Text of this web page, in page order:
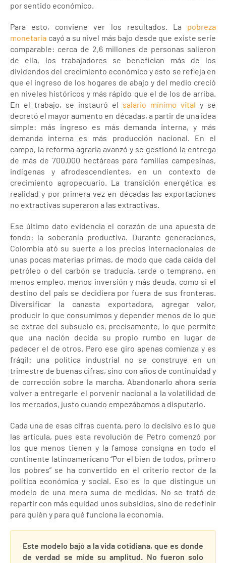
por sentido económico.
Para esto, conviene ver los resultados. La pobreza
monetaria cayó a su nivel más bajo desde que existe serie
comparable: cerca de 2,6 millones de personas salieron
de ella, los trabajadores se benefician más de los
dividendos del crecimiento económico y esto se refleja en
que el ingreso de los hogares de abajo y del medio creció
en niveles históricos y más rápido que el de los de arriba.
En el trabajo, se instauró el salario mínimo vital y se
decretó el mayor aumento en décadas, a partir de una idea
simple: más ingreso es más demanda interna, y más
demanda interna es más producción nacional. En el
campo, la reforma agraria avanzó y se gestionó la entrega
de más de 700.000 hectáreas para familias campesinas,
indígenas y afrodescendientes, en un contexto de
crecimiento agropecuario. La transición energética es
realidad y por primera vez en décadas las exportaciones
no extractivas superaron a las extractivas.
Ese último dato evidencia el corazón de una apuesta de
fondo: la soberanía productiva. Durante generaciones,
Colombia ató su suerte a los precios internacionales de
unas pocas materias primas, de modo que cada caída del
petróleo o del carbón se traducía, tarde o temprano, en
menos empleo, menos inversión y más deuda, como si el
destino del país se decidiera por fuera de sus fronteras.
Diversificar la canasta exportadora, agregar valor,
producir lo que consumimos y depender menos de lo que
se extrae del subsuelo es, precisamente, lo que permite
que una nación decida su propio rumbo en lugar de
padecer el de otros. Pero ese giro apenas comienza y es
frágil: una política industrial no se construye en un
trimestre de buenas cifras, sino con años de continuidad y
de corrección sobre la marcha. Abandonarlo ahora sería
volver a entregarle el porvenir nacional a la volatilidad de
los mercados, justo cuando empezábamos a disputarlo.
Cada una de esas cifras cuenta, pero lo decisivo es lo que
las articula, pues esta revolución de Petro comenzó por
los que menos tienen y la famosa consigna en todo el
continente latinoamericano “Por el bien de todos, primero
los pobres” se ha convertido en el criterio rector de la
política económica y social. Eso es lo que distingue un
modelo de una mera suma de medidas. No se trató de
repartir con más equidad unos subsidios, sino de redefinir
para quién y para qué funciona la economía.
Este modelo bajó a la vida cotidiana, que es donde
de verdad se mide su amplitud. No fueron solo